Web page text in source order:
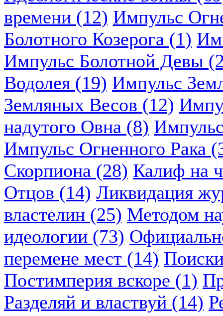
времени (12) Импульс
Болотного Козерога (1)
Импульс Болотной Девы
Водолея (19) Импульс
Земляных Весов (12)
надутого Овна (8)
Импульс Огненного Рака
Скорпиона (28) Калиф на
Отцов (14) Ликвидация
властелин (25) Методом
идеологии (73)
перемене мест (14)
Постимперия вскоре (1)
Разделяй и властвуй (14)